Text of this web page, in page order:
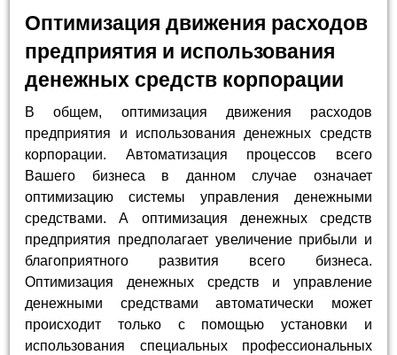
Оптимизация движения расходов
предприятия и использования
денежных средств корпорации
В общем, оптимизация движения расходов
предприятия и использования денежных средств
корпорации. Автоматизация процессов всего
Вашего бизнеса в данном случае означает
оптимизацию системы управления денежными
средствами. А оптимизация денежных средств
предприятия предполагает увеличение прибыли и
благоприятного развития всего бизнеса.
Оптимизация денежных средств и управление
денежными средствами автоматически может
происходит только с помощью установки и
использования специальных профессиональных